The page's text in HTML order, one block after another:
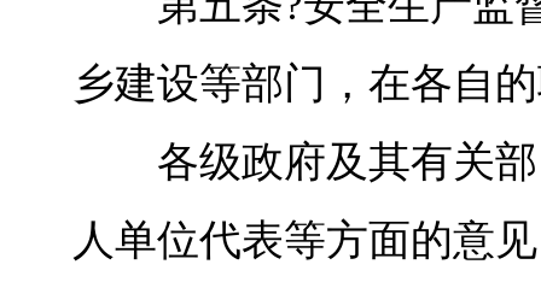
乡建设等部门，在各自
各级政府及其有关部
人单位代表等方面的意